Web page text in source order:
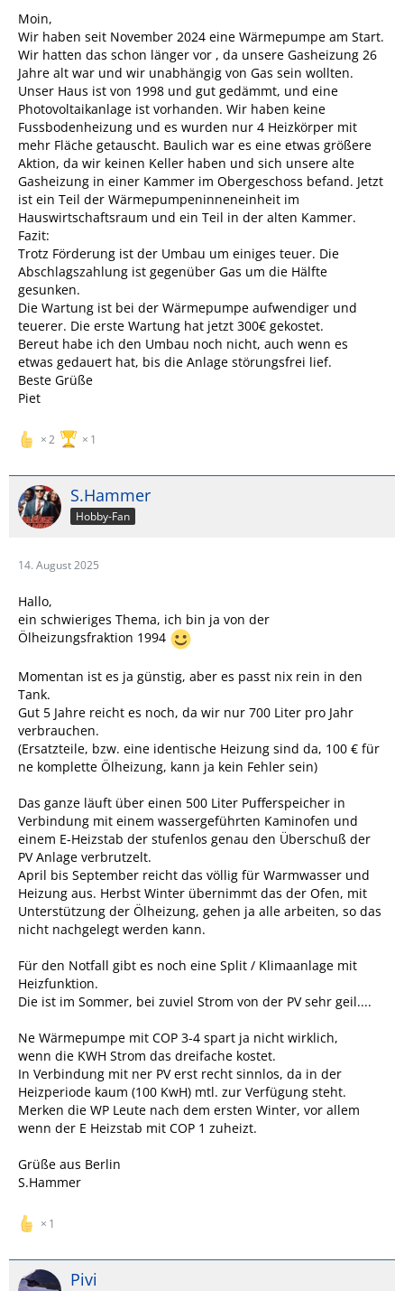
Moin,
Wir haben seit November 2024 eine Wärmepumpe am Start.
Wir hatten das schon länger vor , da unsere Gasheizung 26
Jahre alt war und wir unabhängig von Gas sein wollten.
Unser Haus ist von 1998 und gut gedämmt, und eine
Photovoltaikanlage ist vorhanden. Wir haben keine
Fussbodenheizung und es wurden nur 4 Heizkörper mit
mehr Fläche getauscht. Baulich war es eine etwas größere
Aktion, da wir keinen Keller haben und sich unsere alte
Gasheizung in einer Kammer im Obergeschoss befand. Jetzt
ist ein Teil der Wärmepumpeninneneinheit im
Hauswirtschaftsraum und ein Teil in der alten Kammer.
Fazit:
Trotz Förderung ist der Umbau um einiges teuer. Die
Abschlagszahlung ist gegenüber Gas um die Hälfte
gesunken.
Die Wartung ist bei der Wärmepumpe aufwendiger und
teuerer. Die erste Wartung hat jetzt 300€ gekostet.
Bereut habe ich den Umbau noch nicht, auch wenn es
etwas gedauert hat, bis die Anlage störungsfrei lief.
Beste Grüße
Piet
2 1
S.Hammer
Hobby-Fan
14. August 2025
Hallo,
ein schwieriges Thema, ich bin ja von der
Ölheizungsfraktion 1994
Momentan ist es ja günstig, aber es passt nix rein in den
Tank.
Gut 5 Jahre reicht es noch, da wir nur 700 Liter pro Jahr
verbrauchen.
(Ersatzteile, bzw. eine identische Heizung sind da, 100 € für
ne komplette Ölheizung, kann ja kein Fehler sein)
Das ganze läuft über einen 500 Liter Pufferspeicher in
Verbindung mit einem wassergeführten Kaminofen und
einem E-Heizstab der stufenlos genau den Überschuß der
PV Anlage verbrutzelt.
April bis September reicht das völlig für Warmwasser und
Heizung aus. Herbst Winter übernimmt das der Ofen, mit
Unterstützung der Ölheizung, gehen ja alle arbeiten, so das
nicht nachgelegt werden kann.
Für den Notfall gibt es noch eine Split / Klimaanlage mit
Heizfunktion.
Die ist im Sommer, bei zuviel Strom von der PV sehr geil....
Ne Wärmepumpe mit COP 3-4 spart ja nicht wirklich,
wenn die KWH Strom das dreifache kostet.
In Verbindung mit ner PV erst recht sinnlos, da in der
Heizperiode kaum (100 KwH) mtl. zur Verfügung steht.
Merken die WP Leute nach dem ersten Winter, vor allem
wenn der E Heizstab mit COP 1 zuheizt.
Grüße aus Berlin
S.Hammer
1
Pivi